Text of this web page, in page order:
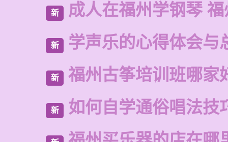
新 成人在福州学钢琴
新 学声乐的心得体会与
新 福州古筝培训班哪家
新 如何自学通俗唱法技